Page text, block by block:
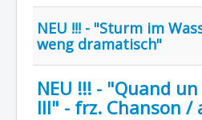
NEU !!! - "Sturm im
weng dramatisch"
NEU !!! - "Quand
III" - frz. Chanson /